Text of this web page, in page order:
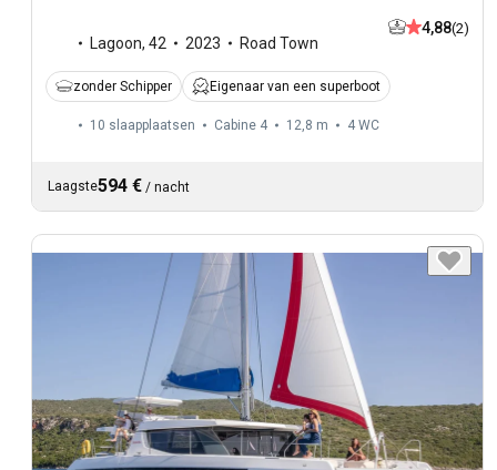
Lagoon, 42 2023 Road Town
4,88(2)
zonder Schipper Eigenaar van een superboot
10 slaapplaatsen Cabine 4 12,8 m 4 WC
Laagste594 € / nacht